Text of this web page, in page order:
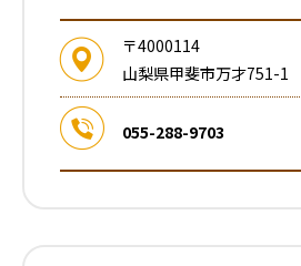
〒4000114
山梨県甲斐市万才751-1
055-288-9703